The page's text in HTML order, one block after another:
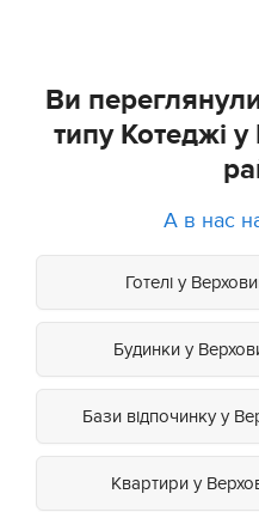
Ви
типу Котеджі
А в нас
Готелі у
Будинки у
Бази відпочинку у
Квартири у